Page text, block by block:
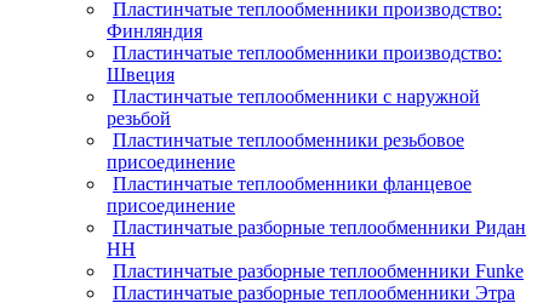
Пластинчатые теплообменники производство:
Финляндия
Пластинчатые теплообменники производство:
Швеция
Пластинчатые теплообменники с наружной
резьбой
Пластинчатые теплообменники резьбовое
присоединение
Пластинчатые теплообменники фланцевое
присоединение
Пластинчатые разборные теплообменники Ридан
НН
Пластинчатые разборные теплообменники Funke
Пластинчатые разборные теплообменники Этра